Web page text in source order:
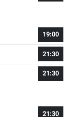
19:00
21:30
21:30
21:30